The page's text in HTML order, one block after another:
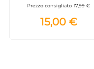
ricaricabile senza filo
con tasca per le mani
Prezzo consigliato 17,99 €
15,00 €